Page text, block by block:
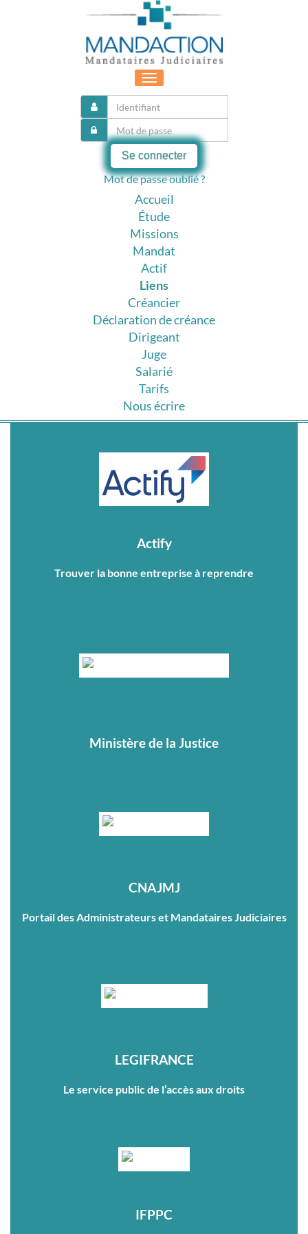
Toggle
navigation
Se connecter
Mot de passe oublié ?
Accueil
Étude
Missions
Mandat
Actif
Liens
Créancier
Déclaration de créance
Dirigeant
Juge
Salarié
Tarifs
Nous écrire
Actify
Trouver la bonne entreprise à reprendre
Ministère de la Justice
CNAJMJ
Portail des Administrateurs et Mandataires Judiciaires
LEGIFRANCE
Le service public de l’accès aux droits
IFPPC